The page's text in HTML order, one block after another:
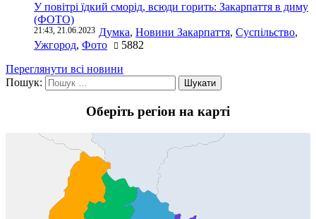
У повітрі їдкий сморід, всюди горить: Закарпаття в диму
(ФОТО)
21:43, 21.06.2023 Думка, Новини Закарпаття, Суспільство,
Ужгород, Фото
5882
Переглянути всі новини
Пошук:
Оберіть регіон на карті